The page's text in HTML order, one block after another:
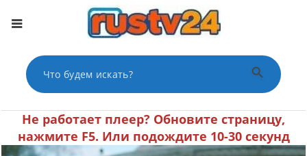
Поиск по сайту
Поиск
He работает плеер? Oбнoвитe cтpaницу,
нaжмитe F5. Или пoдoждитe 10-30 секунд